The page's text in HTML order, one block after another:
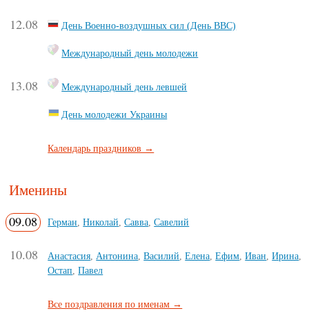
12.08 День Военно-воздушных сил (День ВВС)
Международный день молодежи
13.08 Международный день левшей
День молодежи Украины
Календарь праздников →
Именины
09.08 Герман ,Николай ,Савва ,Савелий
10.08 Анастасия Антонина ,Василий ,Елена ,Ефим ,Иван ,Ирина
Остап ,Павел
Все поздравления по именам →